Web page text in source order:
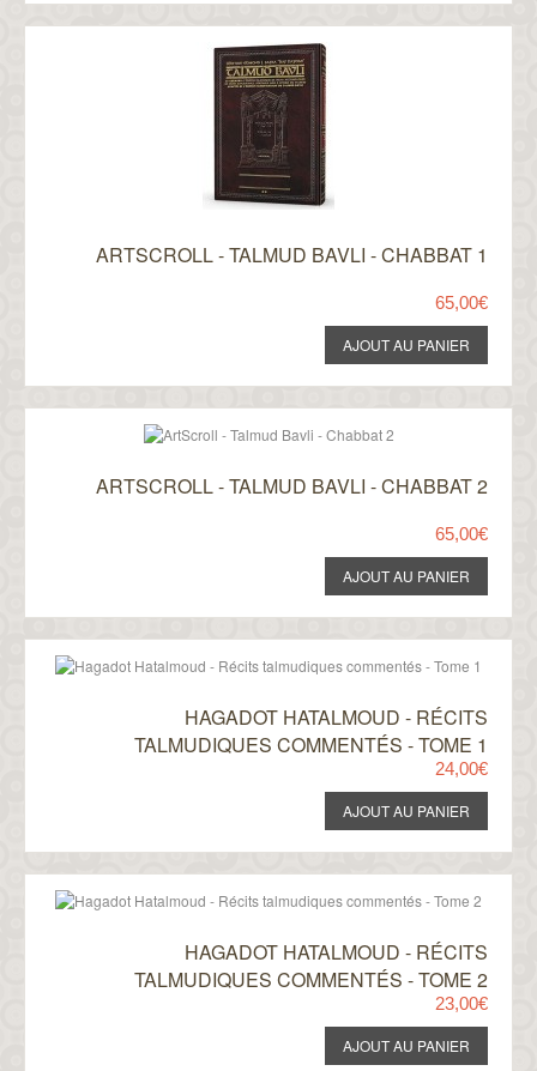
ARTSCROLL - TALMUD BAVLI - CHABBAT 1
65,00€
ARTSCROLL - TALMUD BAVLI - CHABBAT 2
65,00€
HAGADOT HATALMOUD - RÉCITS
TALMUDIQUES COMMENTÉS - TOME 1
24,00€
HAGADOT HATALMOUD - RÉCITS
TALMUDIQUES COMMENTÉS - TOME 2
23,00€